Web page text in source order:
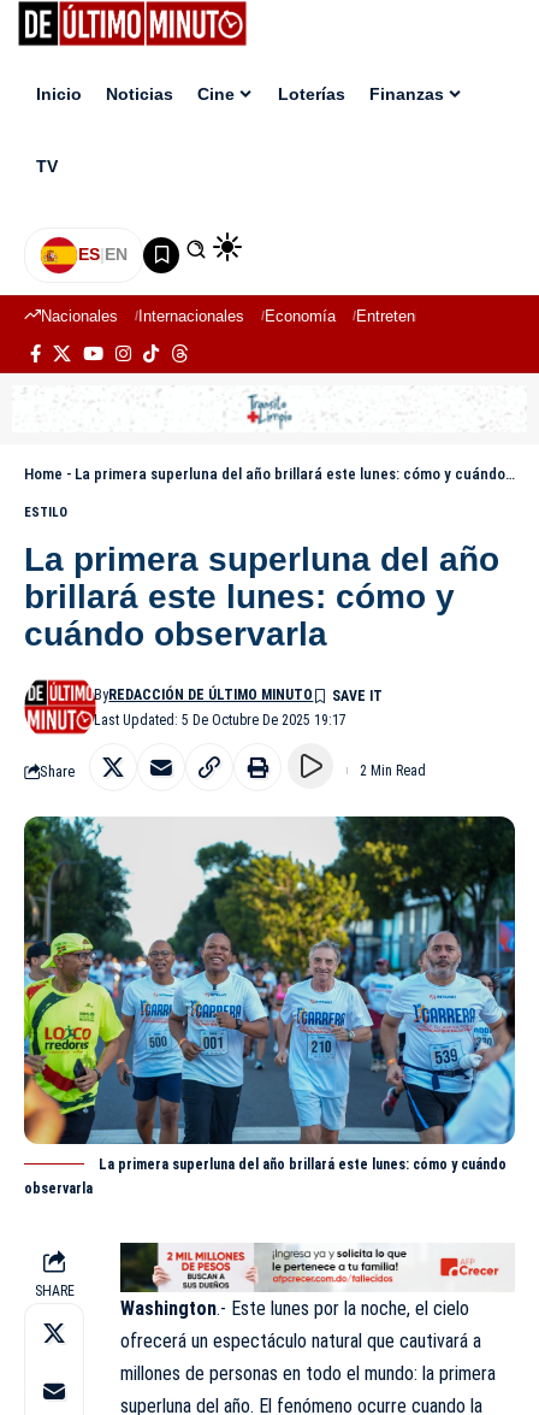
Inicio Noticias Cine Loterías Finanzas
TV
ES|EN
Nacionales Internacionales Economía Entretenimiento
Home - La primera superluna del año brillará este lunes: cómo y cuándo observarla
ESTILO
La primera superluna del año
brillará este lunes: cómo y
cuándo observarla
Last Updated: 5 De Octubre De 2025 19:17
ByREDACCIÓN DE ÚLTIMO MINUTO
Share 2 Min Read
La primera superluna del año brillará este lunes: cómo y cuándo
observarla
SHARE
Washington.- Este lunes por la noche, el cielo
ofrecerá un espectáculo natural que cautivará a
millones de personas en todo el mundo: la primera
superluna del año. El fenómeno ocurre cuando la